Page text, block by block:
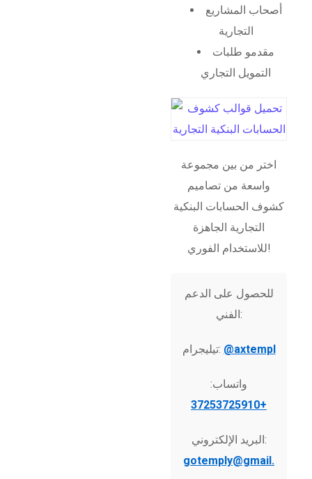
أصحاب المشاريع
التجارية
مقدمو طلبات
التمويل التجاري
اختر من بين مجموعة
واسعة من تصاميم
كشوف الحسابات البنكية
التجارية الجاهزة
للاستخدام الفوري!
للحصول على الدعم
الفني:
تيليجرام: @axtempl
واتساب:
+37253725910
البريد الإلكتروني:
gotemply@gmail.